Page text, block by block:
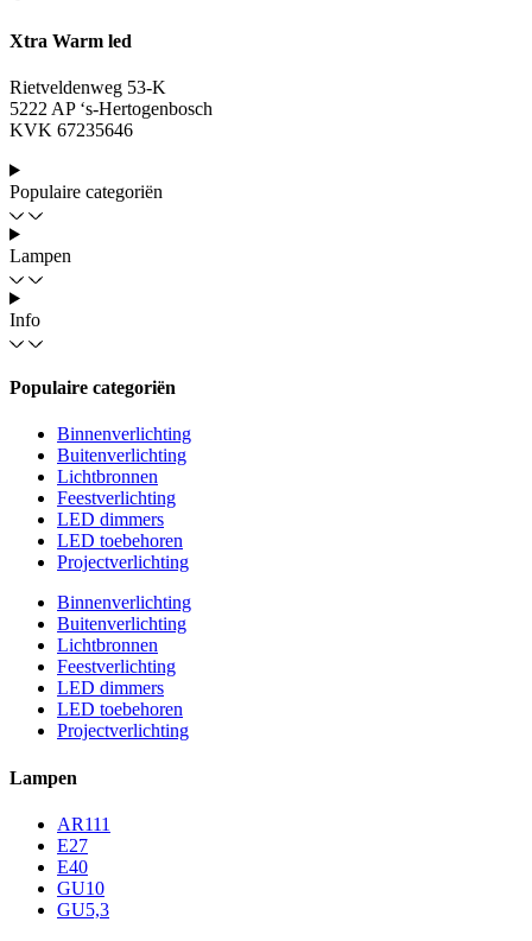
Xtra Warm led
Rietveldenweg 53-K
5222 AP ‘s-Hertogenbosch
KVK 67235646
Populaire categoriën
Lampen
Info
Populaire categoriën
Binnenverlichting
Buitenverlichting
Lichtbronnen
Feestverlichting
LED dimmers
LED toebehoren
Projectverlichting
Binnenverlichting
Buitenverlichting
Lichtbronnen
Feestverlichting
LED dimmers
LED toebehoren
Projectverlichting
Lampen
AR111
E27
E40
GU10
GU5,3